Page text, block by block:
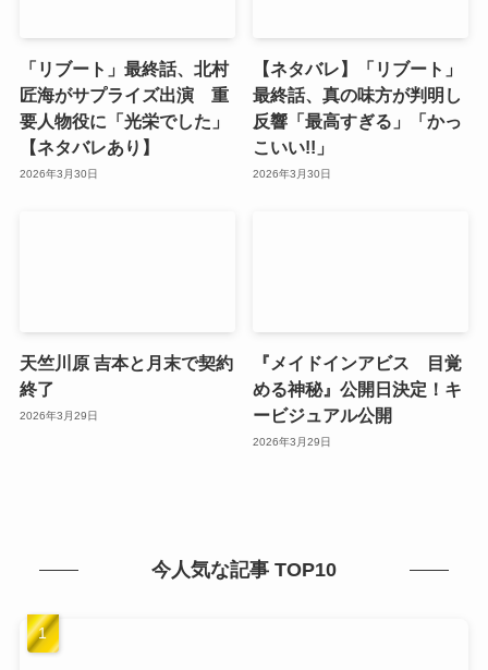
「リブート」最終話、北村
匠海がサプライズ出演 重
要人物役に「光栄でした」
【ネタバレあり】
2026年3月30日
【ネタバレ】「リブート」
最終話、真の味方が判明し
反響「最高すぎる」「かっ
こいい!!」
2026年3月30日
天竺川原 吉本と月末で契約
終了
2026年3月29日
『メイドインアビス 目覚
める神秘』公開日決定！キ
ービジュアル公開
2026年3月29日
今人気な記事 TOP10